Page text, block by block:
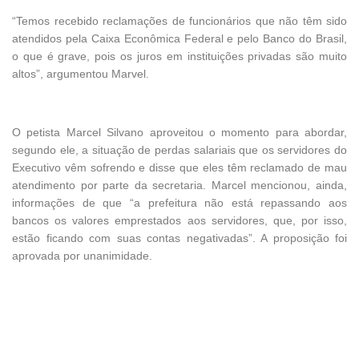
“Temos recebido reclamações de funcionários que não têm sido
atendidos pela Caixa Econômica Federal e pelo Banco do Brasil,
o que é grave, pois os juros em instituições privadas são muito
altos”, argumentou Marvel.
O petista Marcel Silvano aproveitou o momento para abordar,
segundo ele, a situação de perdas salariais que os servidores do
Executivo vêm sofrendo e disse que eles têm reclamado de mau
atendimento por parte da secretaria. Marcel mencionou, ainda,
informações de que “a prefeitura não está repassando aos
bancos os valores emprestados aos servidores, que, por isso,
estão ficando com suas contas negativadas”. A proposição foi
aprovada por unanimidade.